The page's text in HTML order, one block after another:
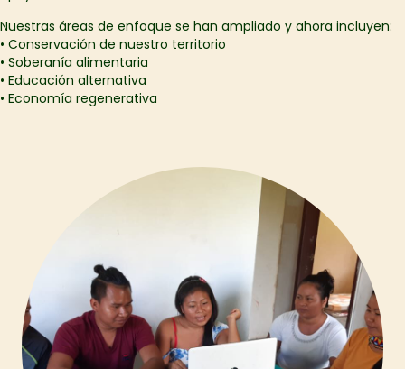
Nuestras áreas de enfoque se han ampliado y ahora incluyen:
• Conservación de nuestro territorio
• Soberanía alimentaria
• Educación alternativa
• Economía regenerativa